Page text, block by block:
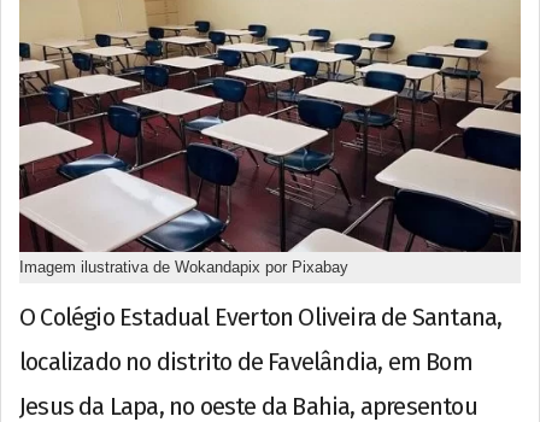
Imagem ilustrativa de Wokandapix por Pixabay
O Colégio Estadual Everton Oliveira de Santana,
localizado no distrito de Favelândia, em Bom
Jesus da Lapa, no oeste da Bahia, apresentou